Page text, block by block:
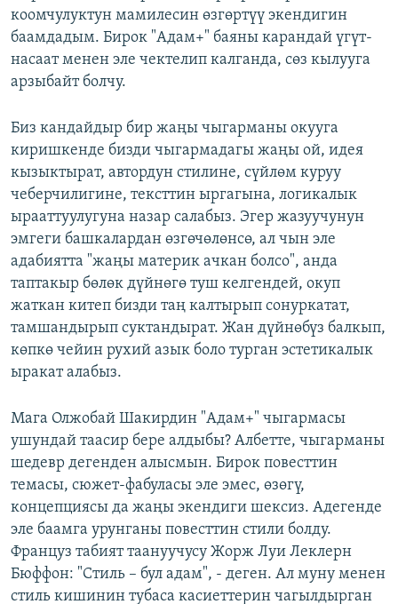
коомчулуктун мамилесин өзгөртүү экендигин
баамдадым. Бирок "Адам+" баяны карандай үгүт-
насаат менен эле чектелип калганда, сөз кылууга
арзыбайт болчу.
Биз кандайдыр бир жаңы чыгарманы окууга
киришкенде бизди чыгармадагы жаңы ой, идея
кызыктырат, автордун стилине, сүйлөм куруу
чеберчилигине, тексттин ыргагына, логикалык
ырааттуулугуна назар салабыз. Эгер жазуучунун
эмгеги башкалардан өзгөчөлөнсө, ал чын эле
адабиятта "жаңы материк ачкан болсо", анда
таптакыр бөлөк дүйнөгө туш келгендей, окуп
жаткан китеп бизди таң калтырып сонуркатат,
тамшандырып суктандырат. Жан дүйнөбүз балкып,
көпкө чейин рухий азык боло турган эстетикалык
ыракат алабыз.
Мага Олжобай Шакирдин "Адам+" чыгармасы
ушундай таасир бере алдыбы? Албетте, чыгарманы
шедевр дегенден алысмын. Бирок повесттин
темасы, сюжет-фабуласы эле эмес, өзөгү,
концепциясы да жаңы экендиги шексиз. Адегенде
эле баамга урунганы повесттин стили болду.
Француз табият таануучусу Жорж Луи Леклерн
Бюффон: "Стиль – бул адам", - деген. Ал муну менен
стиль кишинин тубаса касиеттерин чагылдырган